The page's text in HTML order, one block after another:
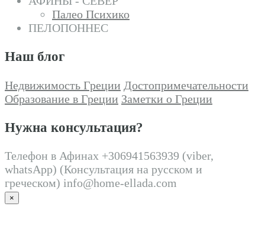
Палео Психико
ПЕЛОПОННЕС
Наш блог
Недвижимость Греции Достопримечательности
Образование в Греции Заметки о Греции
Нужна консультация?
Телефон в Афинах +306941563939 (viber,
whatsApp) (Консультация на русском и
греческом) info@home-ellada.com
×